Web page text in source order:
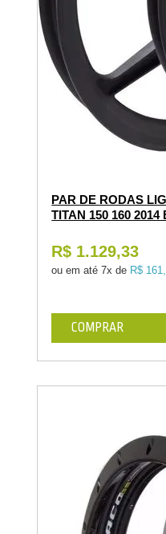
PAR DE RODAS
TITAN 150 160 2014
R$ 1.129,33
ou em até 7x de R$
COMPRAR